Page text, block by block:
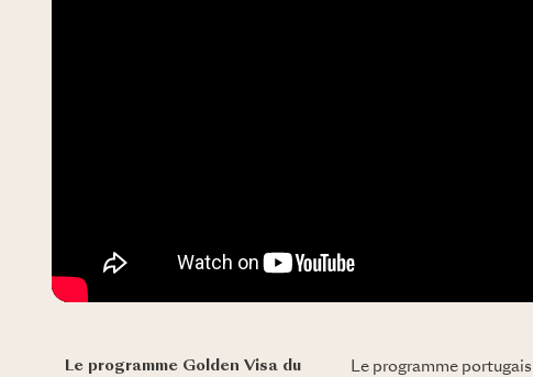
Le programme Golden Visa du
Le programme